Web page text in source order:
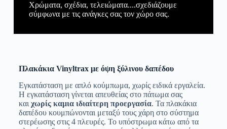
Χρώματα, σχέδια, τελειώματα....σχεδιάζουμε
σύμφωνα με τις ανάγκες σας τον χώρο σας.
Πλακάκια Vinyltrax με όψη ξύλινου δαπέδου
Εγκατάσταση με απλό κούμπωμα, χωρίς ειδικά εργαλεία.
Η εγκατάσταση γίνεται απευθείας στο πάτωμα σας
και χωρίς καμια ιδιαίτερη προεργασία. Τα πλακάκια
δαπέδου κουμπώνονται μεταξύ τους χάρη στο σύστημα
στερέωσης στις 4 πλευρές. Το υπόστρωμα κάτω από τα